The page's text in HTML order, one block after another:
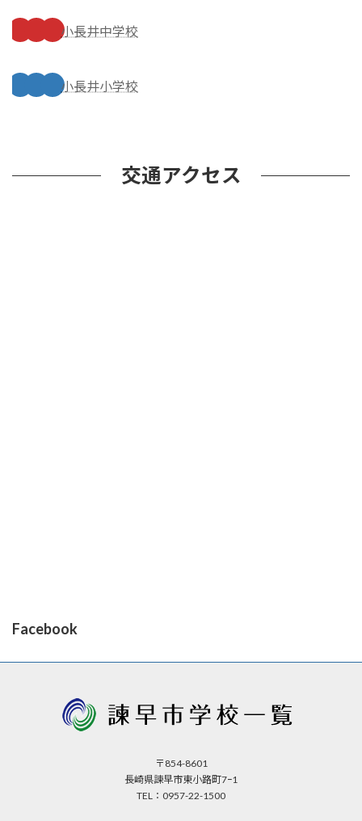
小長井中学校
小長井小学校
交通アクセス
Facebook
〒854-8601
長崎県諫早市東小路町7ｰ1
TEL：0957-22-1500